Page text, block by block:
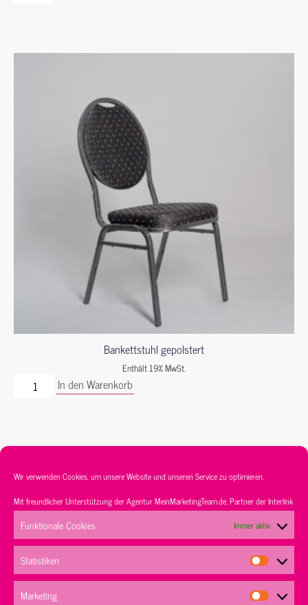
Wir verwenden Cookies, um unsere Website und unseren Service zu optimieren.
Mit freundlicher Unterstützung der AgenturMeinMarketingTeam.de, Partner derInterlink
Funktionale Cookies Immer aktiv
Statistiken
Marketing
Bankettstuhl gepolstert
Enthält 19% MwSt.
In den Warenkorb
Service Sortiment
AGB’s
Datenschutz
Impressum